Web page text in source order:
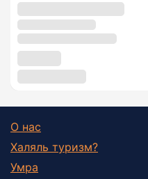
О нас
Халяль туризм?
Умра